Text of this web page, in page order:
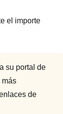
el importe
su portal de
más
de